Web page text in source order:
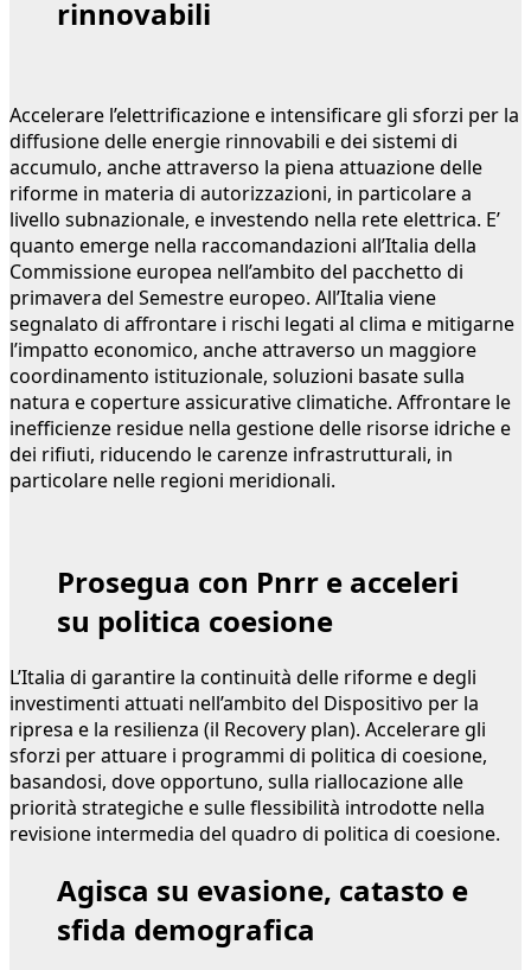
rinnovabili
Accelerare l’elettrificazione e intensificare gli sforzi per la
diffusione delle energie rinnovabili e dei sistemi di
accumulo, anche attraverso la piena attuazione delle
riforme in materia di autorizzazioni, in particolare a
livello subnazionale, e investendo nella rete elettrica. E’
quanto emerge nella raccomandazioni all’Italia della
Commissione europea nell’ambito del pacchetto di
primavera del Semestre europeo. All’Italia viene
segnalato di affrontare i rischi legati al clima e mitigarne
l’impatto economico, anche attraverso un maggiore
coordinamento istituzionale, soluzioni basate sulla
natura e coperture assicurative climatiche. Affrontare le
inefficienze residue nella gestione delle risorse idriche e
dei rifiuti, riducendo le carenze infrastrutturali, in
particolare nelle regioni meridionali.
Prosegua con Pnrr e acceleri
su politica coesione
L’Italia di garantire la continuità delle riforme e degli
investimenti attuati nell’ambito del Dispositivo per la
ripresa e la resilienza (il Recovery plan). Accelerare gli
sforzi per attuare i programmi di politica di coesione,
basandosi, dove opportuno, sulla riallocazione alle
priorità strategiche e sulle flessibilità introdotte nella
revisione intermedia del quadro di politica di coesione.
Agisca su evasione, catasto e
sfida demografica